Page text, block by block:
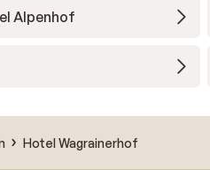
Alpenhof
Hotel Wagrainerhof